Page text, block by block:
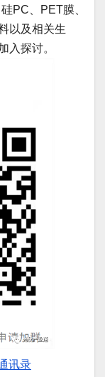
PC、PET膜、
以及相关生
入探讨。
讯录